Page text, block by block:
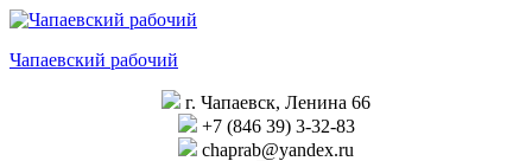
Перейти
содержимому
Чапаевский рабочий
г. Чапаевск, Ленина 66
+7 (846 39) 3-32-83
chaprab@yandex.ru